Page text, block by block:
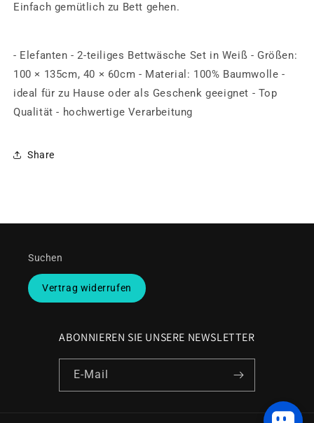
Einfach gemütlich zu Bett gehen.
- Elefanten - 2-teiliges Bettwäsche Set in Weiß - Größen:
100 × 135cm, 40 × 60cm - Material: 100% Baumwolle -
ideal für zu Hause oder als Geschenk geeignet - Top
Qualität - hochwertige Verarbeitung
Share
Suchen
Vertrag widerrufen
ABONNIEREN SIE UNSERE NEWSLETTER
E-Mail